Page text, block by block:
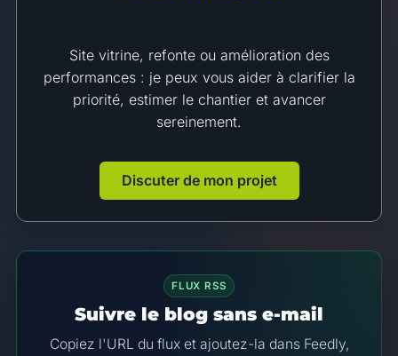
Site vitrine, refonte ou amélioration des
performances : je peux vous aider à clarifier la
priorité, estimer le chantier et avancer
sereinement.
Discuter de mon projet
FLUX RSS
Suivre le blog sans e-mail
Copiez l'URL du flux et ajoutez-la dans Feedly,